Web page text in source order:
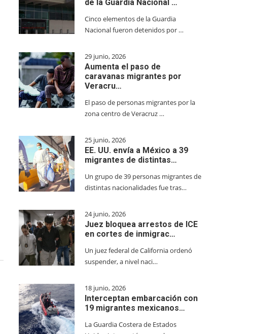
de la Guardia Nacional …
Cinco elementos de la Guardia
Nacional fueron detenidos por …
29 junio, 2026
Aumenta el paso de
caravanas migrantes por
Veracru…
El paso de personas migrantes por la
zona centro de Veracruz …
25 junio, 2026
EE. UU. envía a México a 39
migrantes de distintas…
Un grupo de 39 personas migrantes de
distintas nacionalidades fue tras…
24 junio, 2026
Juez bloquea arrestos de ICE
en cortes de inmigrac…
Un juez federal de California ordenó
suspender, a nivel naci…
18 junio, 2026
Interceptan embarcación con
19 migrantes mexicanos…
La Guardia Costera de Estados